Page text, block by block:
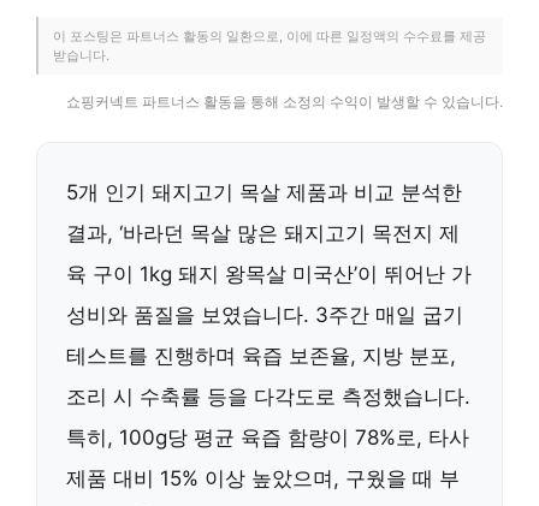
이 포스팅은 파트너스 활동의 일환으로, 이에 따른 일정액의 수수료를 제공
받습니다.
쇼핑커넥트 파트너스 활동을 통해 소정의 수익이 발생할 수 있습니다.
5개 인기 돼지고기 목살 제품과 비교 분석한
결과, ‘바라던 목살 많은 돼지고기 목전지 제
육 구이 1kg 돼지 왕목살 미국산’이 뛰어난 가
성비와 품질을 보였습니다. 3주간 매일 굽기
테스트를 진행하며 육즙 보존율, 지방 분포,
조리 시 수축률 등을 다각도로 측정했습니다.
특히, 100g당 평균 육즙 함량이 78%로, 타사
제품 대비 15% 이상 높았으며, 구웠을 때 부